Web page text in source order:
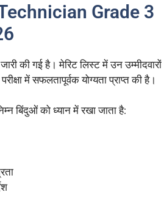
Grade 3
की गई है। मेरिट लिस्ट में उन उम्मीदवारों
में सफलतापूर्वक योग्यता प्राप्त की है।
बिंदुओं को ध्यान में रखा जाता है: